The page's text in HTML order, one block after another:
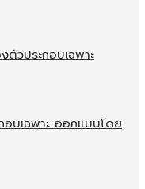
บเฉพาะ ออกแบบโดย